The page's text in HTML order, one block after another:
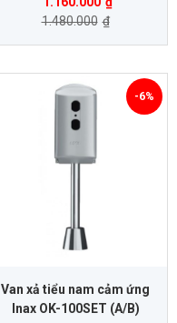
1.480.000 ₫
Van xả tiểu nam cảm ứng
Inax OK-100SET (A/B)
-6%